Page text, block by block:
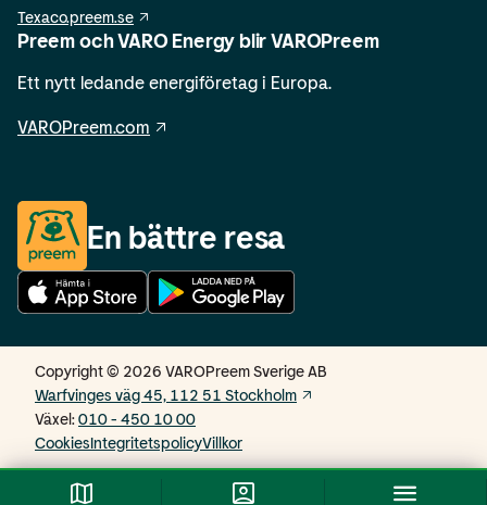
Texaco.preem.se
Preem och VARO Energy blir VAROPreem
Ett nytt ledande energiföretag i Europa.
VAROPreem.com
En bättre resa
Copyright © 2026 VAROPreem Sverige AB
Warfvinges väg 45, 112 51 Stockholm
Växel:010 - 450 10 00
CookiesIntegritetspolicyVillkor